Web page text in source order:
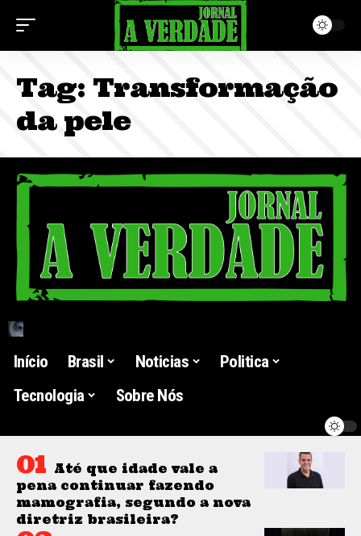
Tag: Transformação
da pele
Início Brasil Noticias
Politica
Tecnologia
Sobre Nós
Até que idade vale a
pena continuar fazendo
mamografia, segundo a nova
diretriz brasileira?